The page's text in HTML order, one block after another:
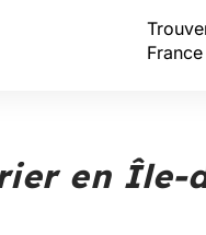
France
en Île-